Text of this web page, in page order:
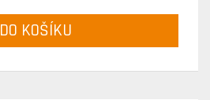
DO KOŠÍKU